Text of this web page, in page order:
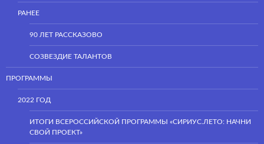
РАНЕЕ
90 ЛЕТ РАССКАЗОВО
СОЗВЕЗДИЕ ТАЛАНТОВ
ПРОГРАММЫ
2022 ГОД
ИТОГИ ВСЕРОССИЙСКОЙ ПРОГРАММЫ «СИРИУС.ЛЕТО: НАЧНИ
СВОЙ ПРОЕКТ»